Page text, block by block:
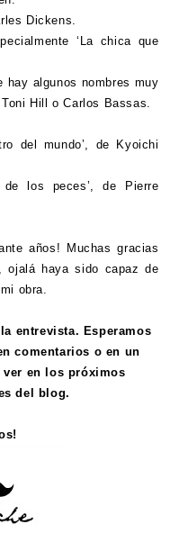
Dickens.
‘La chica que
hay algunos nombres muy
Hill o Carlos Bassas.
del mundo’, de Kyoichi
los peces’, de Pierre
años! Muchas gracias
ojalá haya sido capaz de
obra.
entrevista. Esperamos
comentarios o en un
ver en los próximos
del blog.